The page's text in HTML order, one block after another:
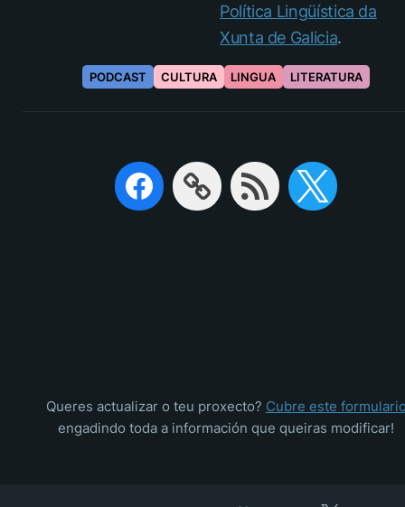
Política Lingüística da
Xunta de Galicia.
PODCAST CULTURA LINGUA LITERATURA
Queres actualizar o teu proxecto? Cubre este
engadindo toda a información que queiras modificar!